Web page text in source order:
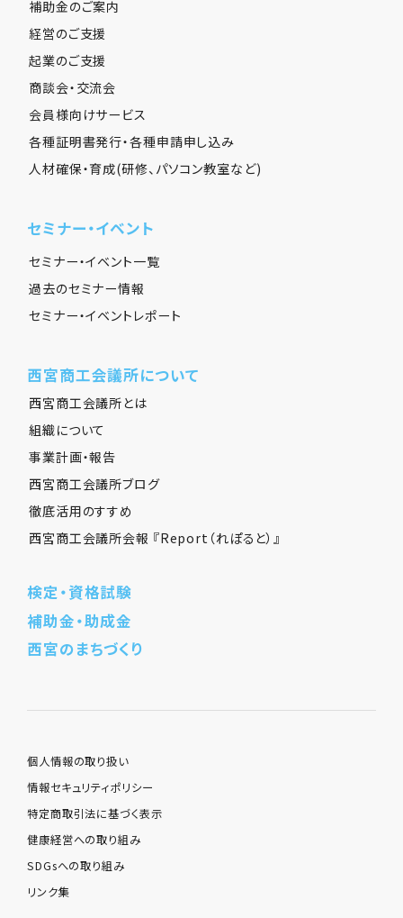
補助金のご案内
経営のご支援
起業のご支援
商談会・交流会
会員様向けサービス
各種証明書発行・各種申請申し込み
人材確保・育成(研修、パソコン教室など)
セミナー・イベント
セミナー・イベント一覧
過去のセミナー情報
セミナー・イベントレポート
西宮商工会議所について
西宮商工会議所とは
組織について
事業計画・報告
西宮商工会議所ブログ
徹底活用のすすめ
西宮商工会議所会報 『Report（れぽると）』
検定・資格試験
補助金・助成金
西宮のまちづくり
個人情報の取り扱い
情報セキュリティポリシー
特定商取引法に基づく表示
健康経営への取り組み
SDGsへの取り組み
リンク集